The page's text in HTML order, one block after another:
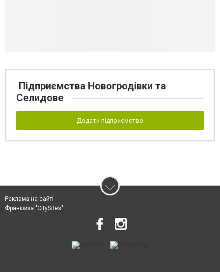
Підприємства Новогродівки та
Селидове
Додати підприємство
Реклама на сайті
Франшиза "CitySites"